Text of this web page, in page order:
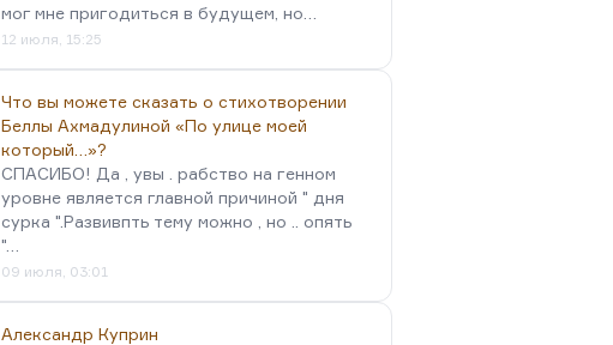
мог мне пригодиться в будущем, но…
12 июля, 15:25
Что вы можете сказать о стихотворении
Беллы Ахмадулиной «По улице моей
который…»?
СПАСИБО! Да , увы . рабство на генном
уровне является главной причиной " дня
сурка ".Развивпть тему можно , но .. опять
"…
09 июля, 03:01
Александр Куприн